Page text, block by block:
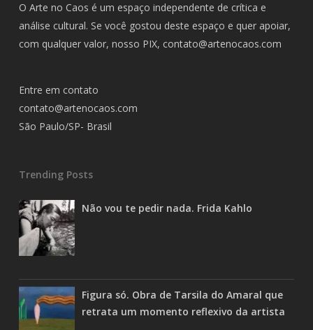
O Arte no Caos é um espaço independente de crítica e
análise cultural. Se você gostou deste espaço e quer apoiar,
com qualquer valor, nosso PIX, contato@artenocaos.com
Entre em contato
contato@artenocaos.com
São Paulo/SP- Brasil
Trending Posts
Não vou te pedir nada. Frida Kahlo
Figura só. Obra de Tarsila do Amaral que
retrata um momento reflexivo da artista